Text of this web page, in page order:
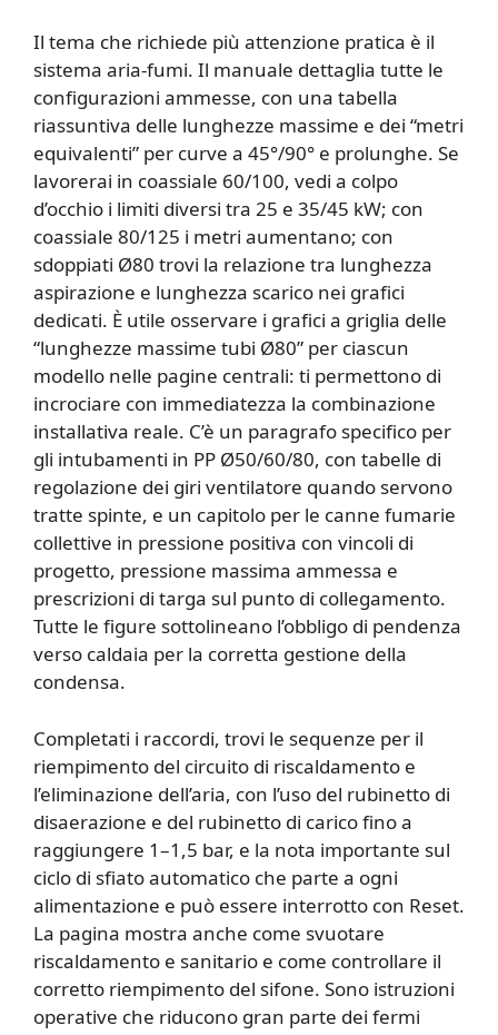
Il tema che richiede più attenzione pratica è il
sistema aria-fumi. Il manuale dettaglia tutte le
configurazioni ammesse, con una tabella
riassuntiva delle lunghezze massime e dei “metri
equivalenti” per curve a 45°/90° e prolunghe. Se
lavorerai in coassiale 60/100, vedi a colpo
d’occhio i limiti diversi tra 25 e 35/45 kW; con
coassiale 80/125 i metri aumentano; con
sdoppiati Ø80 trovi la relazione tra lunghezza
aspirazione e lunghezza scarico nei grafici
dedicati. È utile osservare i grafici a griglia delle
“lunghezze massime tubi Ø80” per ciascun
modello nelle pagine centrali: ti permettono di
incrociare con immediatezza la combinazione
installativa reale. C’è un paragrafo specifico per
gli intubamenti in PP Ø50/60/80, con tabelle di
regolazione dei giri ventilatore quando servono
tratte spinte, e un capitolo per le canne fumarie
collettive in pressione positiva con vincoli di
progetto, pressione massima ammessa e
prescrizioni di targa sul punto di collegamento.
Tutte le figure sottolineano l’obbligo di pendenza
verso caldaia per la corretta gestione della
condensa.
Completati i raccordi, trovi le sequenze per il
riempimento del circuito di riscaldamento e
l’eliminazione dell’aria, con l’uso del rubinetto di
disaerazione e del rubinetto di carico fino a
raggiungere 1–1,5 bar, e la nota importante sul
ciclo di sfiato automatico che parte a ogni
alimentazione e può essere interrotto con Reset.
La pagina mostra anche come svuotare
riscaldamento e sanitario e come controllare il
corretto riempimento del sifone. Sono istruzioni
operative che riducono gran parte dei fermi